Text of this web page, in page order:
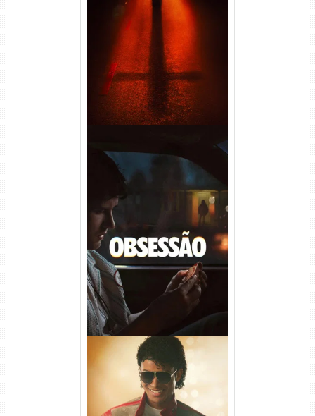
Passageiro do Mal Torrent
(2026) WEB-DL 1080p Dual
Áudio
Obsessão Torrent (2026)
WEB-DL 1080p/4K Dual
Áudio